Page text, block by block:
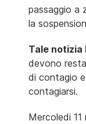
passaggio a
la
Tale
devono
di contagio
contagiarsi.
Mercoledi